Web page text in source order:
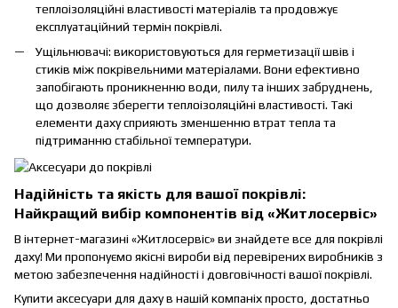
теплоізоляційні властивості матеріалів та продовжує
експлуатаційний термін покрівлі.
Ущільнювачі: використовуються для герметизації швів і
стиків між покрівельними матеріалами. Вони ефективно
запобігають проникненню води, пилу та інших забруднень,
що дозволяє зберегти теплоізоляційні властивості. Такі
елементи даху сприяють зменшенню втрат тепла та
підтриманню стабільної температури.
Надійність та якість для вашої покрівлі:
Найкращий вибір компонентів від «Житлосервіс»
В інтернет-магазині «Житлосервіс» ви знайдете все для покрівлі
даху! Ми пропонуємо якісні вироби від перевірених виробників з
метою забезпечення надійності і довговічності вашої покрівлі.
Купити аксесуари для даху в нашій компаніх просто, достатньо